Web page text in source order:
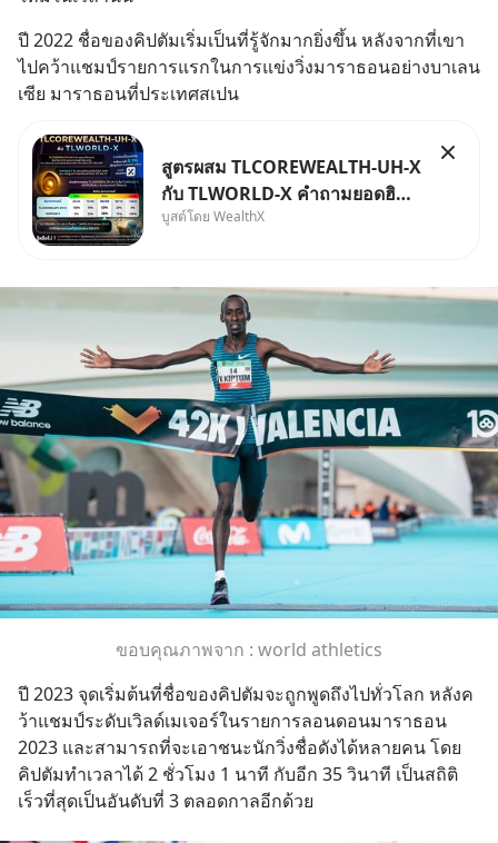
ปี 2022 ชื่อของคิปตัมเริ่มเป็นที่รู้จักมากยิ่งขึ้น หลังจากที่เขา
ไปคว้าแชมป์รายการแรกในการแข่งวิ่งมาราธอนอย่างบาเลน
เซีย มาราธอนที่ประเทศสเปน
สูตรผสม TLCOREWEALTH-UH-X
กับ TLWORLD-X คำถามยอดฮิตที่
คนใช้ WealthX ถามเข้ามา
บูสต์โดย WealthX
ขอบคุณภาพจาก : world athletics
ปี 2023 จุดเริ่มต้นที่ชื่อของคิปตัมจะถูกพูดถึงไปทั่วโลก หลังค
ว้าแชมป์ระดับเวิลด์เมเจอร์ในรายการลอนดอนมาราธอน
2023 และสามารถที่จะเอาชนะนักวิ่งชื่อดังได้หลายคน โดย
คิปตัมทำเวลาได้ 2 ชั่วโมง 1 นาที กับอีก 35 วินาที เป็นสถิติ
เร็วที่สุดเป็นอันดับที่ 3 ตลอดกาลอีกด้วย